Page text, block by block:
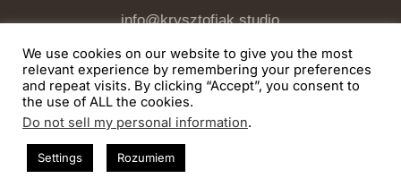
info@krysztofiak.studio
Domeny i Hosting
Kreator stron www
Mockupy
We use cookies on our website to give you the most
relevant experience by remembering your preferences
and repeat visits. By clicking “Accept”, you consent to
the use of ALL the cookies.
Do not sell my personal information.
Settings Rozumiem